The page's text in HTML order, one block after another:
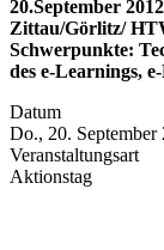
20.September
Zittau/Görlitz/
Schwerpunkte:
des e-Learnings,
Datum
Do., 20.
Veranstaltungsart
Aktionstag